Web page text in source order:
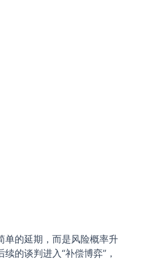
单的延期，而是风险概率升
的谈判进入“补偿博弈”，